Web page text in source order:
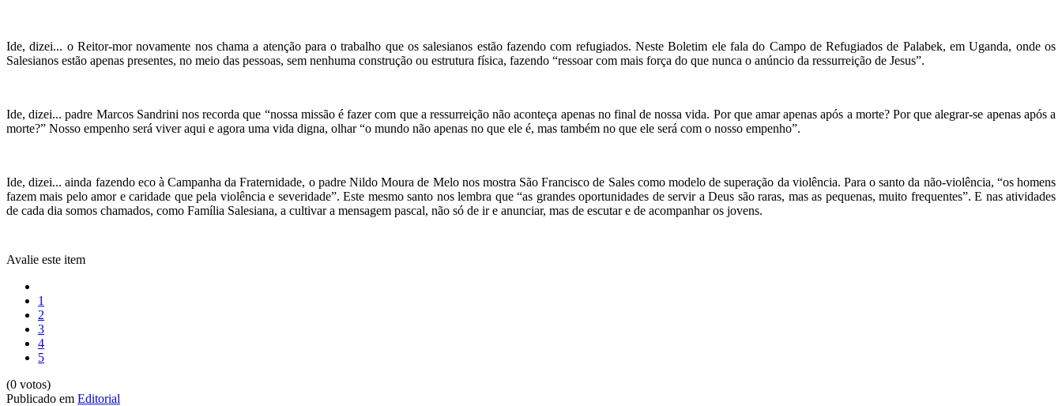
Ide, dizei... o Reitor-mor novamente nos chama a atenção para o trabalho que os salesianos estão fazendo com refugiados. Neste Boletim ele fala do Campo de Refugiados de Palabek, em Uganda, onde os
Salesianos estão apenas presentes, no meio das pessoas, sem nenhuma construção ou estrutura física, fazendo “ressoar com mais força do que nunca o anúncio da ressurreição de Jesus”.
Ide, dizei... padre Marcos Sandrini nos recorda que “nossa missão é fazer com que a ressurreição não aconteça apenas no final de nossa vida. Por que amar apenas após a morte? Por que alegrar-se apenas após a
morte?” Nosso empenho será viver aqui e agora uma vida digna, olhar “o mundo não apenas no que ele é, mas também no que ele será com o nosso empenho”.
Ide, dizei... ainda fazendo eco à Campanha da Fraternidade, o padre Nildo Moura de Melo nos mostra São Francisco de Sales como modelo de superação da violência. Para o santo da não-violência, “os homens
fazem mais pelo amor e caridade que pela violência e severidade”. Este mesmo santo nos lembra que “as grandes oportunidades de servir a Deus são raras, mas as pequenas, muito frequentes”. E nas atividades
de cada dia somos chamados, como Família Salesiana, a cultivar a mensagem pascal, não só de ir e anunciar, mas de escutar e de acompanhar os jovens.
Avalie este item
1
2
3
4
5
(0 votos)
Publicado em Editorial